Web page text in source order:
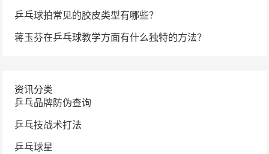
乒乓球拍常见的胶皮类型有哪些？
蒋玉芬在乒乓球教学方面有什么独特的方法？
资讯分类
乒乓品牌防伪查询
乒乓技战术打法
乒乓球星